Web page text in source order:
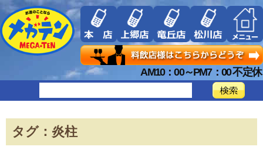
AM10：00～PM7：00 不定休
タグ：炎柱